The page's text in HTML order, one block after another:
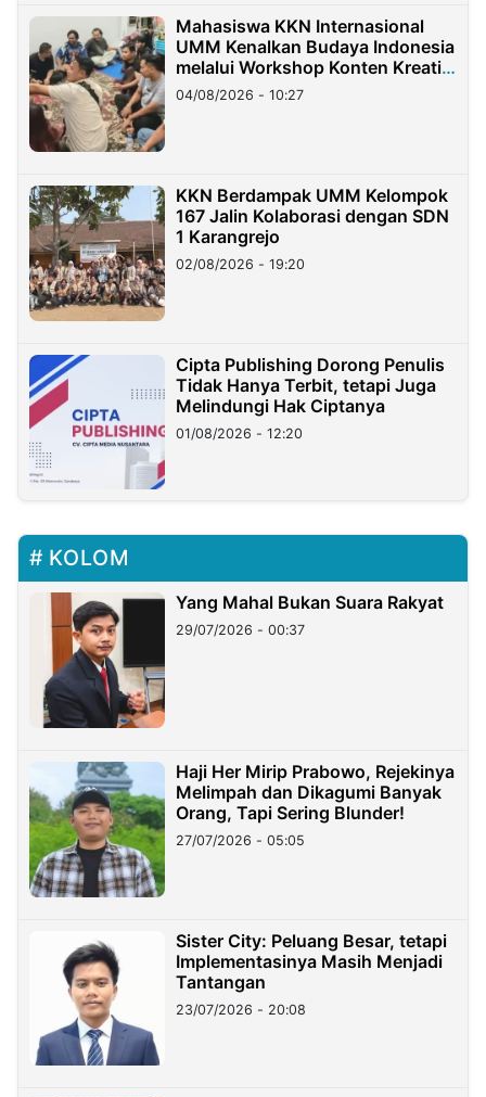
Mahasiswa KKN Internasional
UMM Kenalkan Budaya Indonesia
melalui Workshop Konten Kreatif
di Taiwan
04/08/2026 - 10:27
KKN Berdampak UMM Kelompok
167 Jalin Kolaborasi dengan SDN
1 Karangrejo
02/08/2026 - 19:20
Cipta Publishing Dorong Penulis
Tidak Hanya Terbit, tetapi Juga
Melindungi Hak Ciptanya
01/08/2026 - 12:20
KOLOM
Yang Mahal Bukan Suara Rakyat
29/07/2026 - 00:37
Haji Her Mirip Prabowo, Rejekinya
Melimpah dan Dikagumi Banyak
Orang, Tapi Sering Blunder!
27/07/2026 - 05:05
Sister City: Peluang Besar, tetapi
Implementasinya Masih Menjadi
Tantangan
23/07/2026 - 20:08